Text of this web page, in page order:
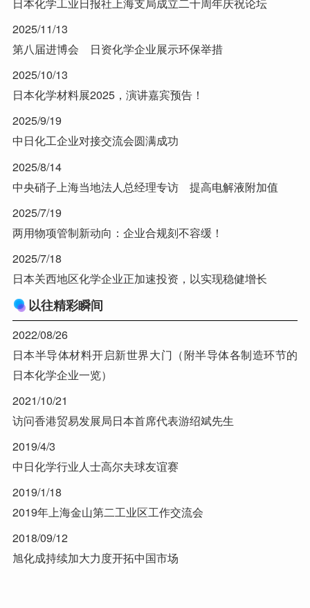
2025/11/13
第八届进博会 日资化学企业展示环保举措
2025/10/13
日本化学材料展2025，演讲嘉宾预告！
2025/9/19
中日化工企业对接交流会圆满成功
2025/8/14
中央硝子上海当地法人总经理专访 提高电解液附加值
2025/7/19
两用物项管制新动向：企业合规刻不容缓！
2025/7/18
日本关西地区化学企业正加速投资，以实现稳健增长
以往精彩瞬间
2022/08/26
日本半导体材料开启新世界大门（附半导体各制造环节的
日本化学企业一览）
2021/10/21
访问香港贸易发展局日本首席代表游绍斌先生
2019/4/3
中日化学行业人士高尔夫球友谊赛
2019/1/18
2019年上海金山第二工业区工作交流会
2018/09/12
旭化成持续加大力度开拓中国市场